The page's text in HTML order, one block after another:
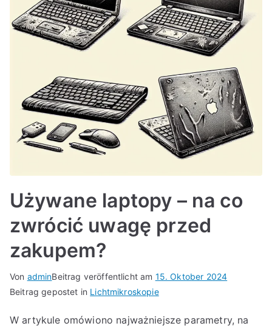
Używane laptopy – na co
zwrócić uwagę przed
zakupem?
Von adminBeitrag veröffentlicht am 15. Oktober 2024
Beitrag gepostet in Lichtmikroskopie
W artykule omówiono najważniejsze parametry, na